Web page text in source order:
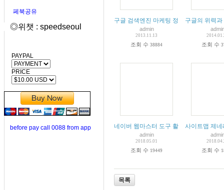
페북공유
◎위챗 : speedseoul
PAYPAL
PRICE
before pay call 0088 from app
구글 검색엔진 마케팅 정보
admin
2013.11.13
조회 수 38884
구글의 위력
조회 수
네이버 웹마스터 도구 활용하기
admin
2018.05.01
조회 수 19449
사이트맵 제
조회 수
목록